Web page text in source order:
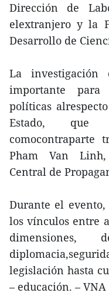
Dirección de
elextranjero y la
Desarrollo de
La investigación
importante
políticas
Estado, que
comocontraparte
Pham Van Linh,
Central de
Durante el
los vínculos entre
legislación hasta
– educación. – VNA